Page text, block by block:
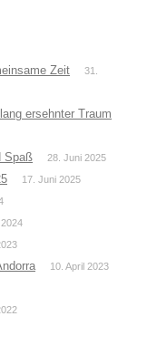
Zeit
31.
ersehnter Traum
Spaß 28. Juni 2025
17. Juni 2025
10. April 2023